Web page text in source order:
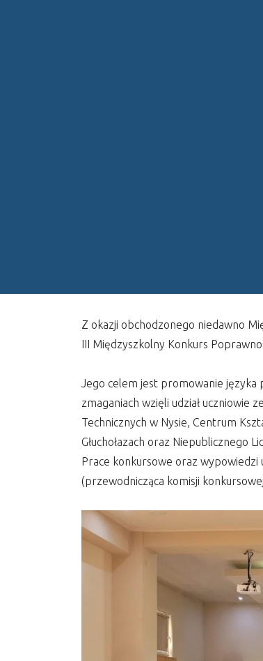
Z okazji obchodzonego niedawno
III Międzyszkolny Konkurs
Jego celem jest promowanie języka
zmaganiach wzięli udział uczniowie
Technicznych w Nysie, Centrum
Głuchołazach oraz Niepublicznego
Prace konkursowe oraz wypowiedzi
(przewodnicząca komisji